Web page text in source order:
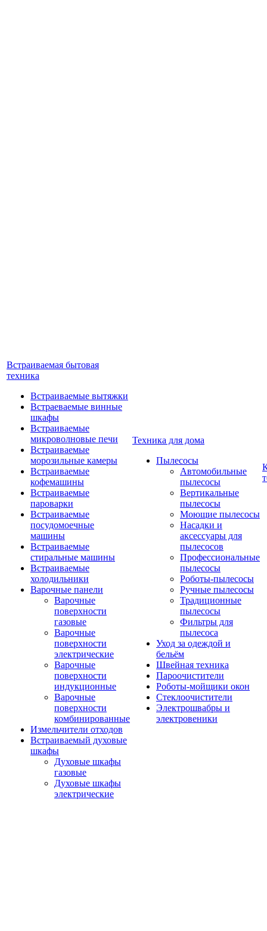
Встраиваемая бытовая
техника
Встраиваемые вытяжки
Встраеваемые винные
шкафы
Встраиваемые
микроволновые печи
Встраиваемые
морозильные камеры
Встраиваемые
кофемашины
Встраиваемые
пароварки
Встраиваемые
посудомоечные
машины
Встраиваемые
стиральные машины
Встраиваемые
холодильники
Варочные панели
Варочные
поверхности
газовые
Варочные
поверхности
электрические
Варочные
поверхности
индукционные
Варочные
поверхности
комбинированные
Измельчители отходов
Встраиваемый духовые
шкафы
Духовые шкафы
газовые
Духовые шкафы
электрические
Техника для дома
Пылесосы
Автомобильные
пылесосы
Вертикальные
пылесосы
Моющие пылесосы
Насадки и
аксессуары для
пылесосов
Профессиональные
пылесосы
Роботы-пылесосы
Ручные пылесосы
Традиционные
пылесосы
Фильтры для
пылесоса
Уход за одеждой и
бельём
Швейная техника
Пароочистители
Роботы-мойщики окон
Стеклоочистители
Электрошвабры и
электровеники